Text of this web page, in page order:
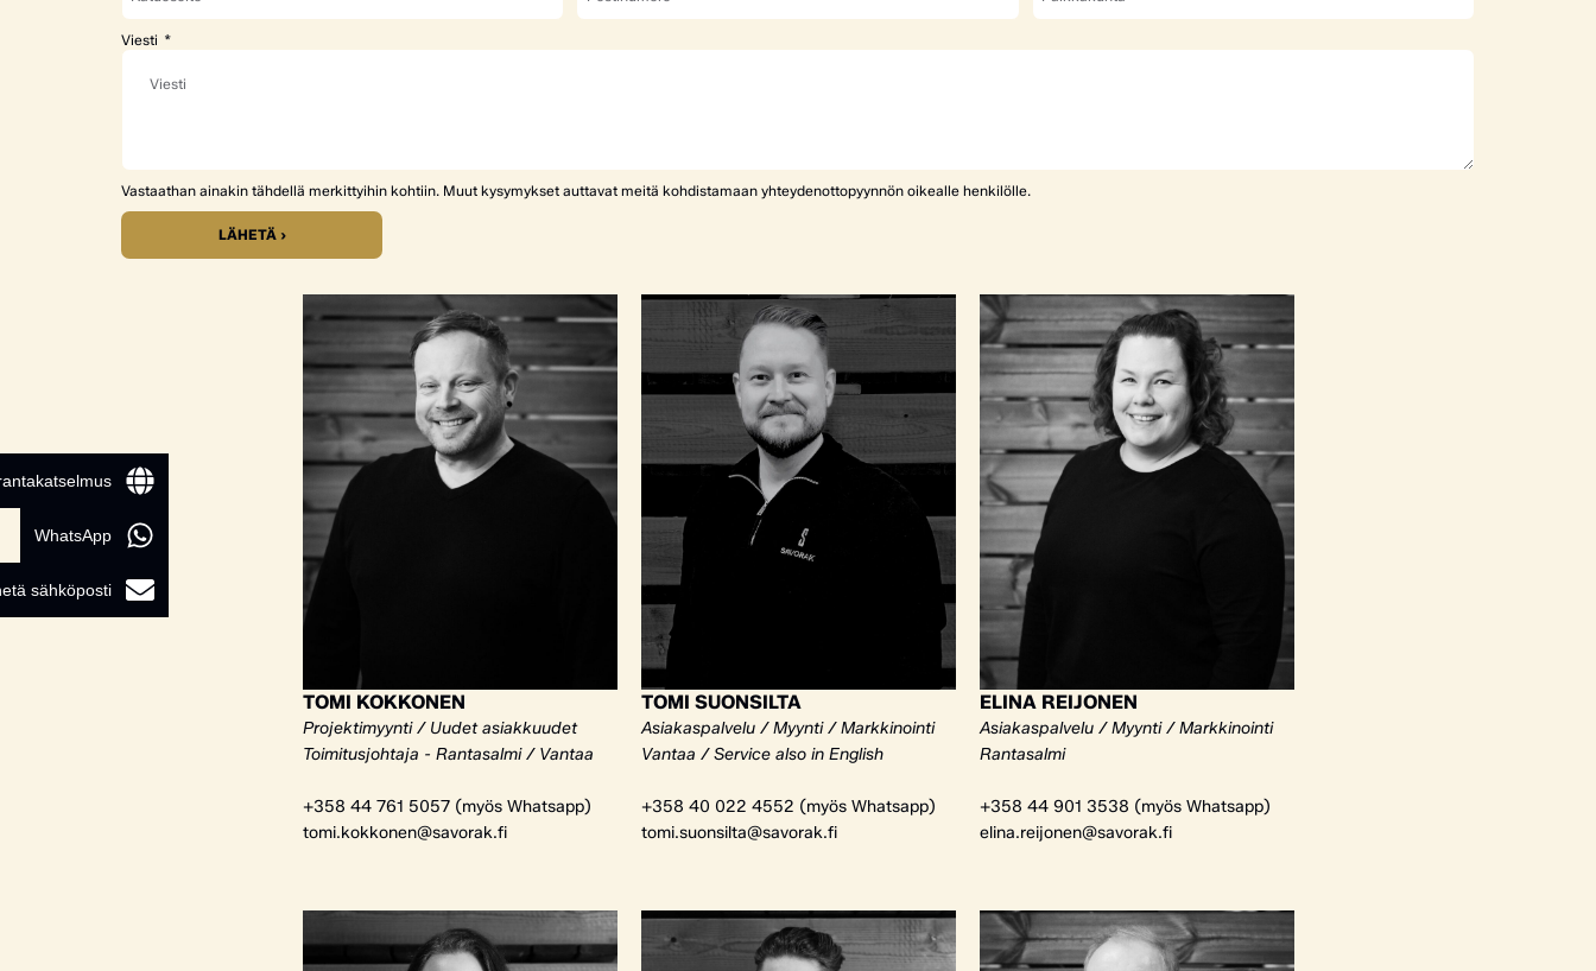
Viesti
Vastaathan ainakin tähdellä merkittyihin kohtiin. Muut kysymykset auttavat meitä kohdistamaan yhteydenottopyynnön oikealle henkilölle.
LÄHETÄ ›
TOMI KOKKONEN
Projektimyynti / Uudet asiakkuudet
Toimitusjohtaja - Rantasalmi / Vantaa
+358 44 761 5057 (myös Whatsapp)
tomi.kokkonen@savorak.fi
TOMI SUONSILTA
Asiakaspalvelu / Myynti / Markkinointi
Vantaa / Service also in English
+358 40 022 4552 (myös Whatsapp)
tomi.suonsilta@savorak.fi
ELINA REIJONEN
Asiakaspalvelu / Myynti / Markkinointi
Rantasalmi
+358 44 901 3538 (myös Whatsapp)
elina.reijonen@savorak.fi
WhatsApp
sähköposti